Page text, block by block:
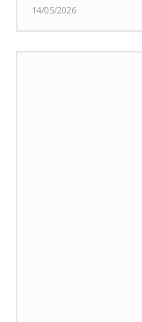
14/05/2026